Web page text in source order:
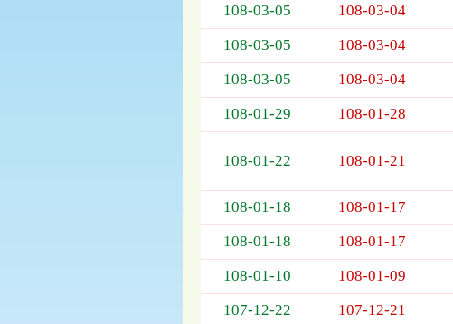
表，
位
為：
期、
日
期、
公
108-03-05 108-03-04
108-03-05 108-03-04
108-03-05 108-03-04
108-01-29 108-01-28
108-01-22 108-01-21
108-01-18 108-01-17
108-01-18 108-01-17
108-01-10 108-01-09
107-12-22 107-12-21